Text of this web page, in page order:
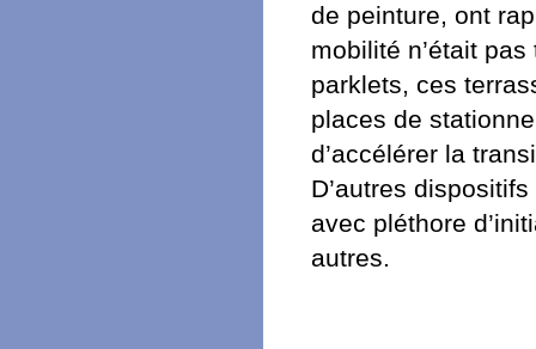
de peinture, ont
mobilité n’était
parklets, ces
places de
d’accélérer la
D’autres
avec pléthore
autres.